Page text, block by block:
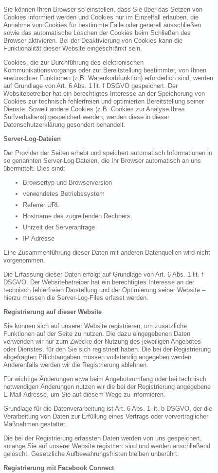
Sie können Ihren Browser so einstellen, dass Sie über das Setzen von
Cookies informiert werden und Cookies nur im Einzelfall erlauben, die
Annahme von Cookies für bestimmte Fälle oder generell ausschließen
sowie das automatische Löschen der Cookies beim Schließen des
Browser aktivieren. Bei der Deaktivierung von Cookies kann die
Funktionalität dieser Website eingeschränkt sein.
Cookies, die zur Durchführung des elektronischen
Kommunikationsvorgangs oder zur Bereitstellung bestimmter, von Ihnen
erwünschter Funktionen (z.B. Warenkorbfunktion) erforderlich sind, werden
auf Grundlage von Art. 6 Abs. 1 lit. f DSGVO gespeichert. Der
Websitebetreiber hat ein berechtigtes Interesse an der Speicherung von
Cookies zur technisch fehlerfreien und optimierten Bereitstellung seiner
Dienste. Soweit andere Cookies (z.B. Cookies zur Analyse Ihres
Surfverhaltens) gespeichert werden, werden diese in dieser
Datenschutzerklärung gesondert behandelt.
Server-Log-Dateien
Der Provider der Seiten erhebt und speichert automatisch Informationen in
so genannten Server-Log-Dateien, die Ihr Browser automatisch an uns
übermittelt. Dies sind:
Browsertyp und Browserversion
verwendetes Betriebssystem
Referrer URL
Hostname des zugreifenden Rechners
Uhrzeit der Serveranfrage
IP-Adresse
Eine Zusammenführung dieser Daten mit anderen Datenquellen wird nicht
vorgenommen.
Die Erfassung dieser Daten erfolgt auf Grundlage von Art. 6 Abs. 1 lit. f
DSGVO. Der Websitebetreiber hat ein berechtigtes Interesse an der
technisch fehlerfreien Darstellung und der Optimierung seiner Website –
hierzu müssen die Server-Log-Files erfasst werden.
Registrierung auf dieser Website
Sie können sich auf unserer Website registrieren, um zusätzliche
Funktionen auf der Seite zu nutzen. Die dazu eingegebenen Daten
verwenden wir nur zum Zwecke der Nutzung des jeweiligen Angebotes
oder Dienstes, für den Sie sich registriert haben. Die bei der Registrierung
abgefragten Pflichtangaben müssen vollständig angegeben werden.
Anderenfalls werden wir die Registrierung ablehnen.
Für wichtige Änderungen etwa beim Angebotsumfang oder bei technisch
notwendigen Änderungen nutzen wir die bei der Registrierung angegebene
E-Mail-Adresse, um Sie auf diesem Wege zu informieren.
Grundlage für die Datenverarbeitung ist Art. 6 Abs. 1 lit. b DSGVO, der die
Verarbeitung von Daten zur Erfüllung eines Vertrags oder vorvertraglicher
Maßnahmen gestattet.
Die bei der Registrierung erfassten Daten werden von uns gespeichert,
solange Sie auf unserer Website registriert sind und werden anschließend
gelöscht. Gesetzliche Aufbewahrungsfristen bleiben unberührt.
Registrierung mit Facebook Connect